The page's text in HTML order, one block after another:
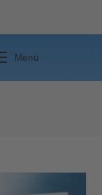
Menü